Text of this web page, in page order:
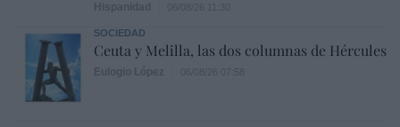
SOCIEDAD
Ceuta y Melilla, las dos columnas de Hércules